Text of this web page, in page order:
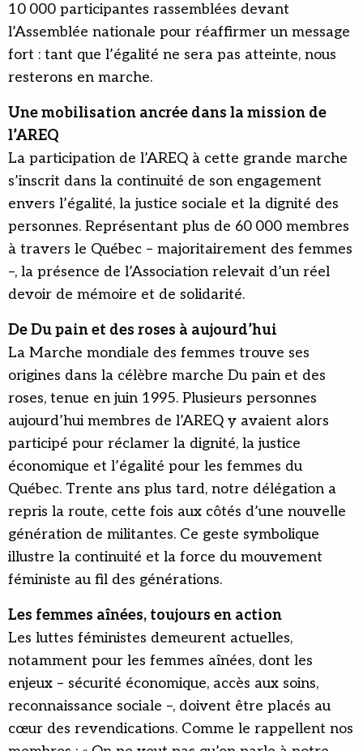
10 000 participantes rassemblées devant
l’Assemblée nationale pour réaffirmer un message
fort : tant que l’égalité ne sera pas atteinte, nous
resterons en marche.
Une mobilisation ancrée dans la mission de
l’AREQ
La participation de l’AREQ à cette grande marche
s’inscrit dans la continuité de son engagement
envers l’égalité, la justice sociale et la dignité des
personnes. Représentant plus de 60 000 membres
à travers le Québec – majoritairement des femmes
–, la présence de l’Association relevait d’un réel
devoir de mémoire et de solidarité.
De Du pain et des roses à aujourd’hui
La Marche mondiale des femmes trouve ses
origines dans la célèbre marche Du pain et des
roses, tenue en juin 1995. Plusieurs personnes
aujourd’hui membres de l’AREQ y avaient alors
participé pour réclamer la dignité, la justice
économique et l’égalité pour les femmes du
Québec. Trente ans plus tard, notre délégation a
repris la route, cette fois aux côtés d’une nouvelle
génération de militantes. Ce geste symbolique
illustre la continuité et la force du mouvement
féministe au fil des générations.
Les femmes aînées, toujours en action
Les luttes féministes demeurent actuelles,
notamment pour les femmes aînées, dont les
enjeux – sécurité économique, accès aux soins,
reconnaissance sociale –, doivent être placés au
cœur des revendications. Comme le rappellent nos